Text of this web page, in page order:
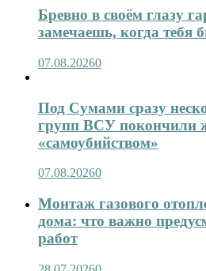
Бревно в своём глазу
замечаешь, когда тебя
07.08.20260
Под Сумами сразу
групп ВСУ покончили
«самоубийством»
07.08.20260
Монтаж газового
дома: что важно
работ